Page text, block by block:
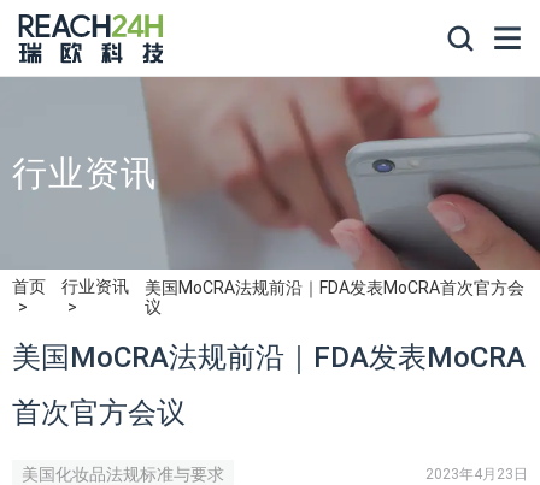
行业资讯
首页 行业资讯
美国MoCRA法规前沿｜FDA发表MoCRA首次官方会
议
美国MoCRA法规前沿｜FDA发表MoCRA
首次官方会议
美国化妆品法规标准与要求
2023年4月23日